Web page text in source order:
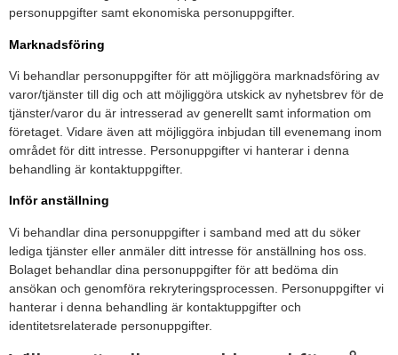
personuppgifter samt ekonomiska personuppgifter.
Marknadsföring
Vi behandlar personuppgifter för att möjliggöra marknadsföring av
varor/tjänster till dig och att möjliggöra utskick av nyhetsbrev för de
tjänster/varor du är intresserad av generellt samt information om
företaget. Vidare även att möjliggöra inbjudan till evenemang inom
området för ditt intresse. Personuppgifter vi hanterar i denna
behandling är kontaktuppgifter.
Inför anställning
Vi behandlar dina personuppgifter i samband med att du söker
lediga tjänster eller anmäler ditt intresse för anställning hos oss.
Bolaget behandlar dina personuppgifter för att bedöma din
ansökan och genomföra rekryteringsprocessen. Personuppgifter vi
hanterar i denna behandling är kontaktuppgifter och
identitetsrelaterade personuppgifter.